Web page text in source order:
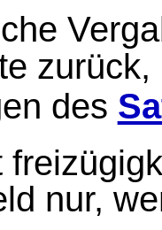
des
nur,